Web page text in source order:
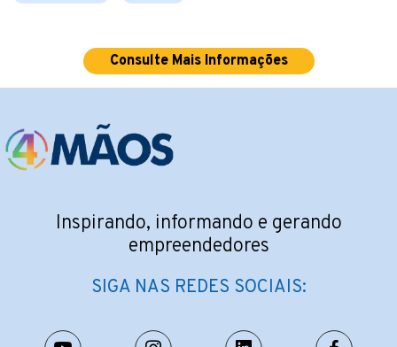
Consulte Mais Informações
Inspirando, informando e gerando
empreendedores
SIGA NAS REDES SOCIAIS: